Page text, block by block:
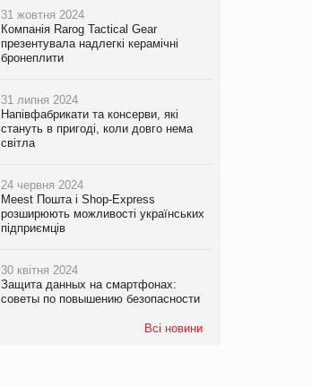
31 жовтня 2024
Компанія Rarog Tactical Gear
презентувала надлегкі керамічні
бронеплити
31 липня 2024
Напівфабрикати та консерви, які
стануть в пригоді, коли довго нема
світла
24 червня 2024
Meest Пошта і Shop-Express
розширюють можливості українських
підприємців
30 квітня 2024
Защита данных на смартфонах:
советы по повышению безопасности
Всі новини